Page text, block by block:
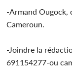
-Armand Ougock,
Cameroun.
-Joindre la
691154277-ou